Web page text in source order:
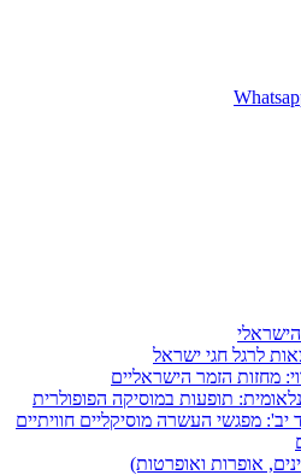
לרגל חגי ישראל
מחזות הזמר הישראליים
תופעות במוסיקה הפופולרית
מפגשי העשרה מוסיקליים חוויתיים
אופרות ואופרטות)